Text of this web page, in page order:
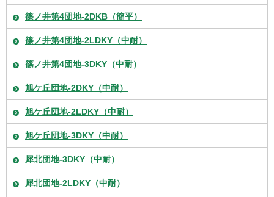
篠ノ井第4団地-2DKB（簡平）
篠ノ井第4団地-2LDKY（中耐）
篠ノ井第4団地-3DKY（中耐）
旭ケ丘団地-2DKY（中耐）
旭ケ丘団地-2LDKY（中耐）
旭ケ丘団地-3DKY（中耐）
犀北団地-3DKY（中耐）
犀北団地-2LDKY（中耐）